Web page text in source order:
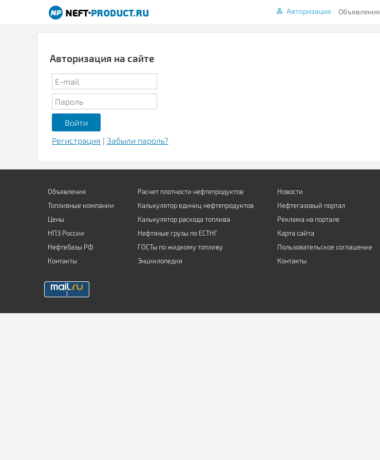
Объявления
Авторизация
Авторизация на сайте
Регистрация | Забыли пароль?
Объявления
Топливные компании
Цены
НПЗ России
Нефтебазы РФ
Контакты
Расчет плотности нефтепродуктов
Калькулятор единиц нефтепродуктов
Калькулятор расхода топлива
Нефтяные грузы по ЕСТНГ
ГОСТы по жидкому топливу
Энциклопедия
Новости
Нефтегазовый портал
Реклама на портале
Карта сайта
Пользовательское соглашение
Контакты